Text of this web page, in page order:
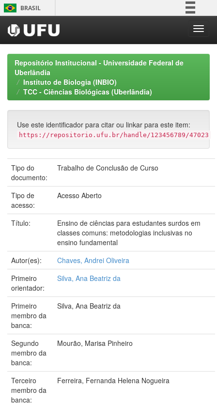
Skip
navigation
BRASIL
Participe
Acesso à informação
Canais
Repositório Institucional - Universidade Federal de
Uberlândia
Instituto de Biologia (INBIO)
TCC - Ciências Biológicas (Uberlândia)
Use este identificador para citar ou linkar para este item:
https://repositorio.ufu.br/handle/123456789/47023
Tipo do
documento:
Trabalho de Conclusão de Curso
Tipo de
acesso:
Acesso Aberto
Título:
Ensino de ciências para estudantes surdos em
classes comuns: metodologias inclusivas no
ensino fundamental
Autor(es):
Chaves, Andrei Oliveira
Primeiro
orientador:
Silva, Ana Beatriz da
Primeiro
membro da
banca:
Silva, Ana Beatriz da
Segundo
membro da
banca:
Mourão, Marisa Pinheiro
Terceiro
membro da
banca:
Ferreira, Fernanda Helena Nogueira